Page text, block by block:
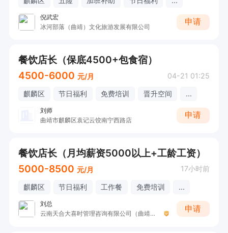
倪武宏
冰河部落（曲靖）文化旅游发展有限公司
申请
餐饮店长（保底4500+包食宿）
4500-6000 元/月 04-21 01:25
麒麟区 节日福利 免费培训 晋升空间 ...
刘师
曲靖市麒麟区袁记云饺南宁西路店
申请
餐饮店长（月均薪资5000以上+工龄工资）
5000-8500 元/月 17小时前
麒麟区 节日福利 工作餐 免费培训 ...
刘总
云南天合大喜时管理咨询有限公司（曲靖天合喜宴）
申请